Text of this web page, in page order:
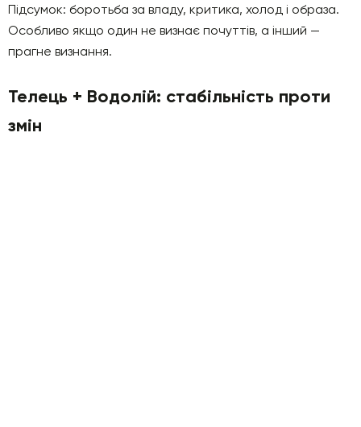
Підсумок: боротьба за владу, критика, холод і образа.
Особливо якщо один не визнає почуттів, а інший —
прагне визнання.
Телець + Водолій: стабільність проти
змін